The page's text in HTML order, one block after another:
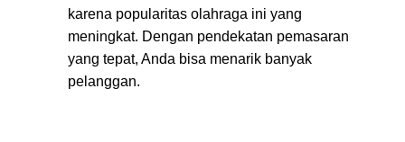
karena popularitas olahraga ini yang
meningkat. Dengan pendekatan pemasaran
yang tepat, Anda bisa menarik banyak
pelanggan.